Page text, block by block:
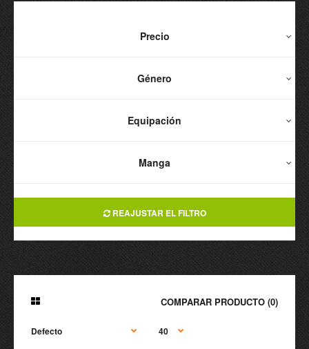
Precio
Género
Equipación
Manga
REAJUSTAR EL FILTRO
COMPARAR PRODUCTO (0)